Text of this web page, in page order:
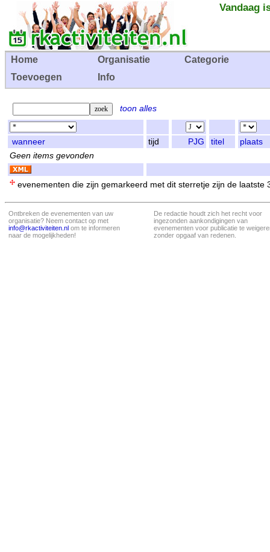
Vandaag
Home Organisatie
Categorie
Toevoegen
Info
toon alles
wanneer tijd PJG titel
plaats
Geen items gevonden
evenementen die zijn gemarkeerd met dit sterretje zijn de laatste
Ontbreken de evenementen van uw
organisatie? Neem contact op met
info@rkactiviteiten.nl om te informeren
naar de mogelijkheden!
De redactie houdt zich het recht voor
ingezonden aankondigingen van
evenementen voor publicatie te
zonder opgaaf van redenen.